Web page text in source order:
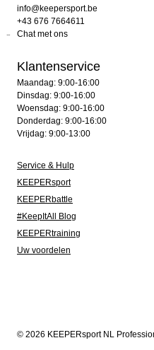
info@keepersport.be
+43 676 7664611
Chat met ons
Klantenservice
Maandag: 9:00-16:00
Dinsdag: 9:00-16:00
Woensdag: 9:00-16:00
Donderdag: 9:00-16:00
Vrijdag: 9:00-13:00
Service & Hulp
KEEPERsport
KEEPERbattle
#KeepItAll Blog
KEEPERtraining
Uw voordelen
© 2026 KEEPERsport NL